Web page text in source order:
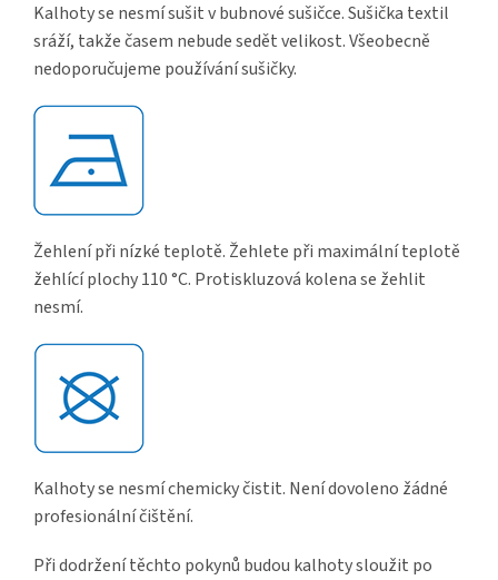
Kalhoty se nesmí sušit v bubnové sušičce. Sušička textil
sráží, takže časem nebude sedět velikost. Všeobecně
nedoporučujeme používání sušičky.
Žehlení při nízké teplotě. Žehlete při maximální teplotě
žehlící plochy 110 °C. Protiskluzová kolena se žehlit
nesmí.
Kalhoty se nesmí chemicky čistit. Není dovoleno žádné
profesionální čištění.
Při dodržení těchto pokynů budou kalhoty sloužit po